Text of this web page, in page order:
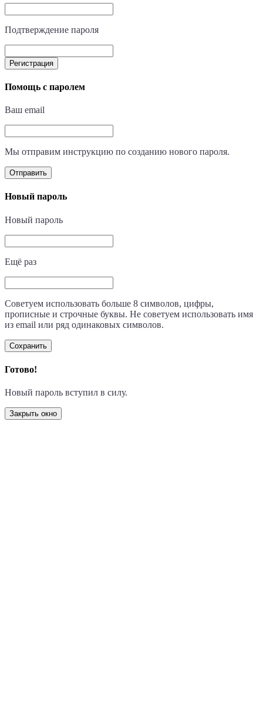
Подтверждение пароля
Регистрация
Помощь с паролем
Ваш email
Мы отправим инструкцию по созданию нового пароля.
Отправить
Новый пароль
Новый пароль
Ещё раз
Советуем использовать больше 8 символов, цифры,
прописные и строчные буквы. Не советуем использовать имя
из email или ряд одинаковых символов.
Сохранить
Готово!
Новый пароль вступил в силу.
Закрыть окно